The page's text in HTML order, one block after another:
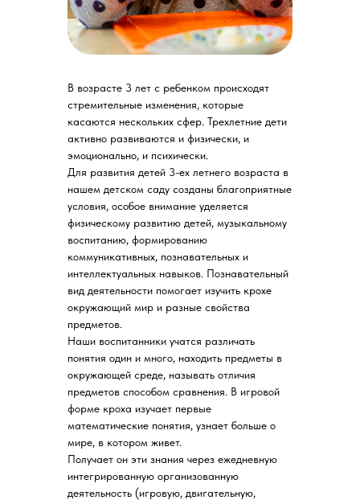
В возрасте 3 лет с ребенком происходят
стремительные изменения, которые
касаются нескольких сфер. Трехлетние дети
активно развиваются и физически, и
эмоционально, и психически.
Для развития детей 3-ех летнего возраста в
нашем детском саду созданы благоприятные
условия, особое внимание уделяется
физическому развитию детей, музыкальному
воспитанию, формированию
коммуникативных, познавательных и
интеллектуальных навыков. Познавательный
вид деятельности помогает изучить крохе
окружающий мир и разные свойства
предметов.
Наши воспитанники учатся различать
понятия один и много, находить предметы в
окружающей среде, называть отличия
предметов способом сравнения. В игровой
форме кроха изучает первые
математические понятия, узнает больше о
мире, в котором живет.
Получает он эти знания через ежедневную
интегрированную организованную
деятельность (игровую, двигательную,